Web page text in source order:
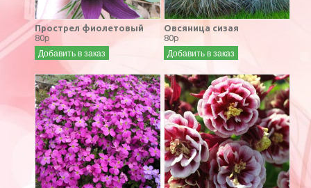
Прострел фиолетовый
80р
Добавить в заказ
Овсяница сизая
80р
Добавить в заказ